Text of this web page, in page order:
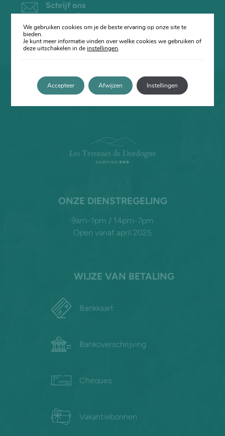
Schrijf ons
contact@lesterrassesdedordogne.com
Bel ons.
+33 (0)5 53 05 48 30
Les Terrasses de Dordogne
Domaine Touvent
ONZE DIENSTREGELING
9am-1pm / 14pm-7pm
Open vanaf april 2025
WIJZE VAN BETALING
Bankkaart
Bankoverschrijving
Cheques
Vakantiebonnen
We gebruiken cookies om je de beste ervaring op onze site te
bieden.
Je kunt meer informatie vinden over welke cookies we gebruiken of
deze uitschakelen in deinstellingen.
Accepteer Afwijzen Instellingen